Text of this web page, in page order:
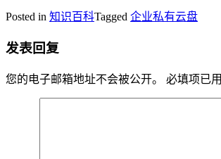
Posted in 知识百科Tagged 企业私有云盘
发表回复
您的电子邮箱地址不会被公开。 必填项已用